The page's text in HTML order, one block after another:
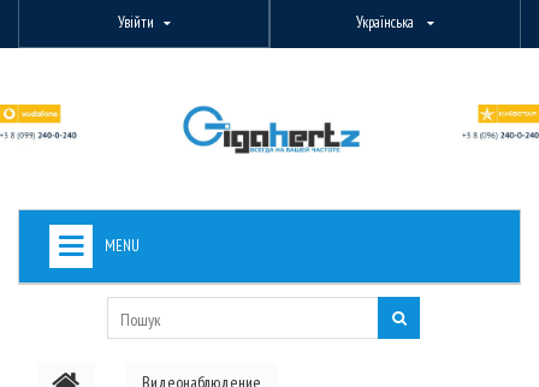
Увійти Українська
MENU
Видеонаблюдение